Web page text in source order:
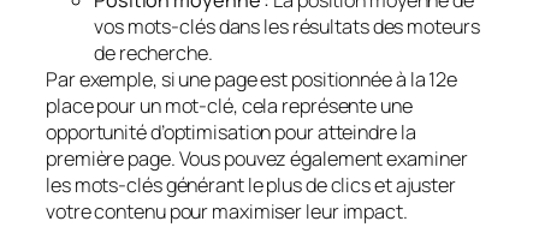
vos mots-clés dans les résultats des moteurs
de recherche.
Par exemple, si une page est positionnée à la 12e
place pour un mot-clé, cela représente une
opportunité d’optimisation pour atteindre la
première page. Vous pouvez également examiner
les mots-clés générant le plus de clics et ajuster
votre contenu pour maximiser leur impact.